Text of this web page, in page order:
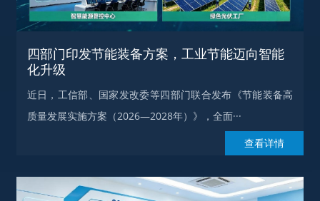
四部门印发节能装备方案，工业节能迈向智能
化升级
近日，工信部、国家发改委等四部门联合发布《节能装备高
质量发展实施方案（2026—2028年）》，全面···
查看详情